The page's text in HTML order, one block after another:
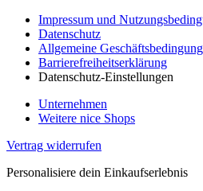
Impressum und
Datenschutz
Allgemeine
Barrierefreiheitserklärung
Datenschutz-Einstellungen
Unternehmen
Weitere nice Shops
Vertrag widerrufen
Personalisiere dein Einkaufserlebnis